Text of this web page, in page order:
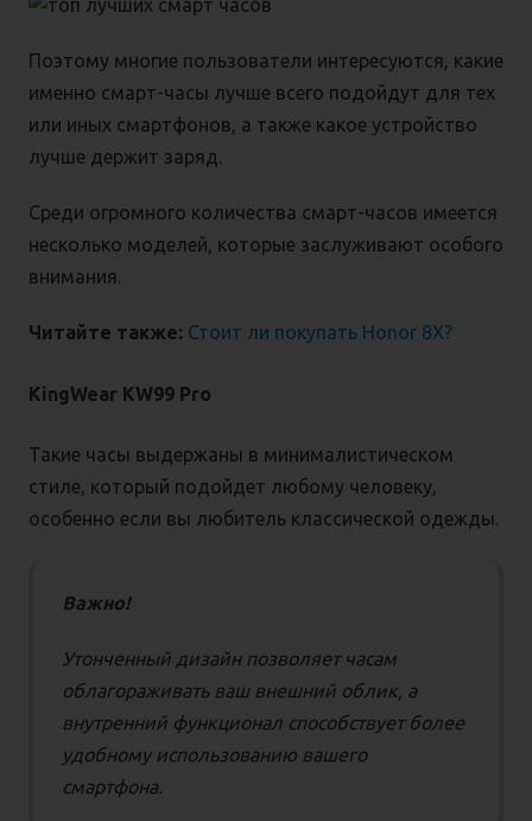
Поэтому многие пользователи интересуются, какие
именно смарт-часы лучше всего подойдут для тех
или иных смартфонов, а также какое устройство
лучше держит заряд.
Среди огромного количества смарт-часов имеется
несколько моделей, которые заслуживают особого
внимания.
Читайте также: Стоит ли покупать Honor 8X?
KingWear KW99 Pro
Такие часы выдержаны в минималистическом
стиле, который подойдет любому человеку,
особенно если вы любитель классической одежды.
Важно!
Утонченный дизайн позволяет часам
облагораживать ваш внешний облик, а
внутренний функционал способствует более
удобному использованию вашего
смартфона.